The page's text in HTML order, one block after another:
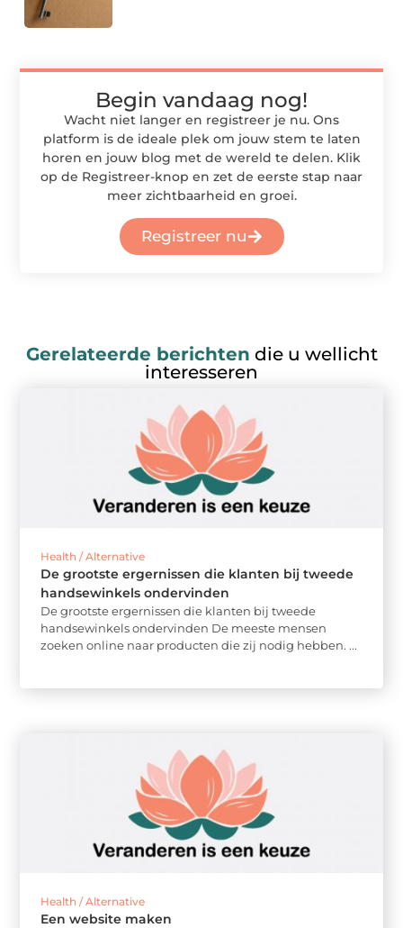
Begin vandaag nog!
Wacht niet langer en registreer je nu. Ons
platform is de ideale plek om jouw stem te laten
horen en jouw blog met de wereld te delen. Klik
op de Registreer-knop en zet de eerste stap naar
meer zichtbaarheid en groei.
Registreer nu
Gerelateerde berichten die u wellicht
interesseren
Health / Alternative
De grootste ergernissen die klanten bij tweede
handsewinkels ondervinden
De grootste ergernissen die klanten bij tweede
handsewinkels ondervinden De meeste mensen
zoeken online naar producten die zij nodig hebben. ...
Health / Alternative
Een website maken